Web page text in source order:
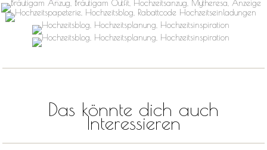
Das könnte dich auch
Interessieren